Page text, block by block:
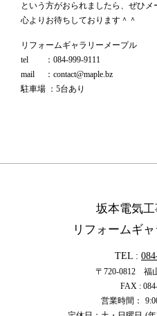
という方がおられましたら、ぜひメ
心よりお待ちしております＾＾
リフォームギャラリーメープル
tel ：084-999-9111
mail ：contact@maple.bz
駐車場 ：5台あり
坂本電気
リフォームギ
TEL :
〒720-0812 福
FAX :
営業時間：